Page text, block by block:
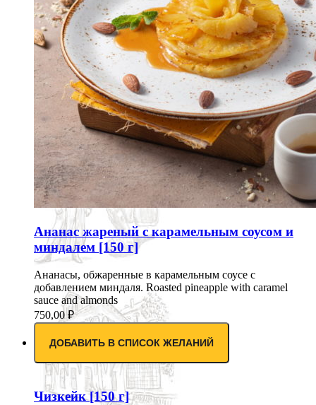
Ананас жареный с карамельным соусом и
миндалем [150 г]
Ананасы, обжаренные в карамельным соусе с
добавлением миндаля. Roasted pineapple with caramel
sauce and almonds
750,00 ₽
ДОБАВИТЬ В СПИСОК ЖЕЛАНИЙ
Чизкейк [150 г]